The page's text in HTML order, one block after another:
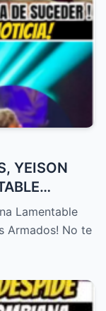
YEISON
Lamentable
Armados! No te